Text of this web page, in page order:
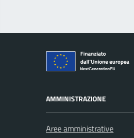
AMMINISTRAZIONE
Aree amministrative